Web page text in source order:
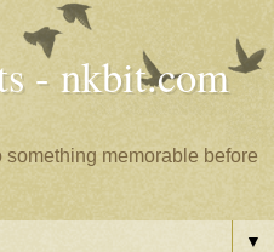
- nkbit.com
memorable before
▼